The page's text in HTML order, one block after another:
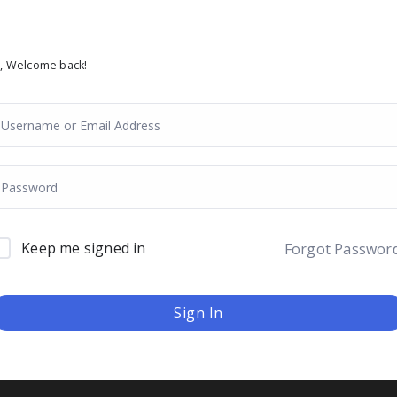
Welcome back!
Keep me signed in Forgot
Sign In